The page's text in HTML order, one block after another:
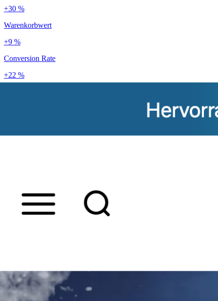
+30 %
Warenkorbwert
+9 %
Conversion Rate
+22 %